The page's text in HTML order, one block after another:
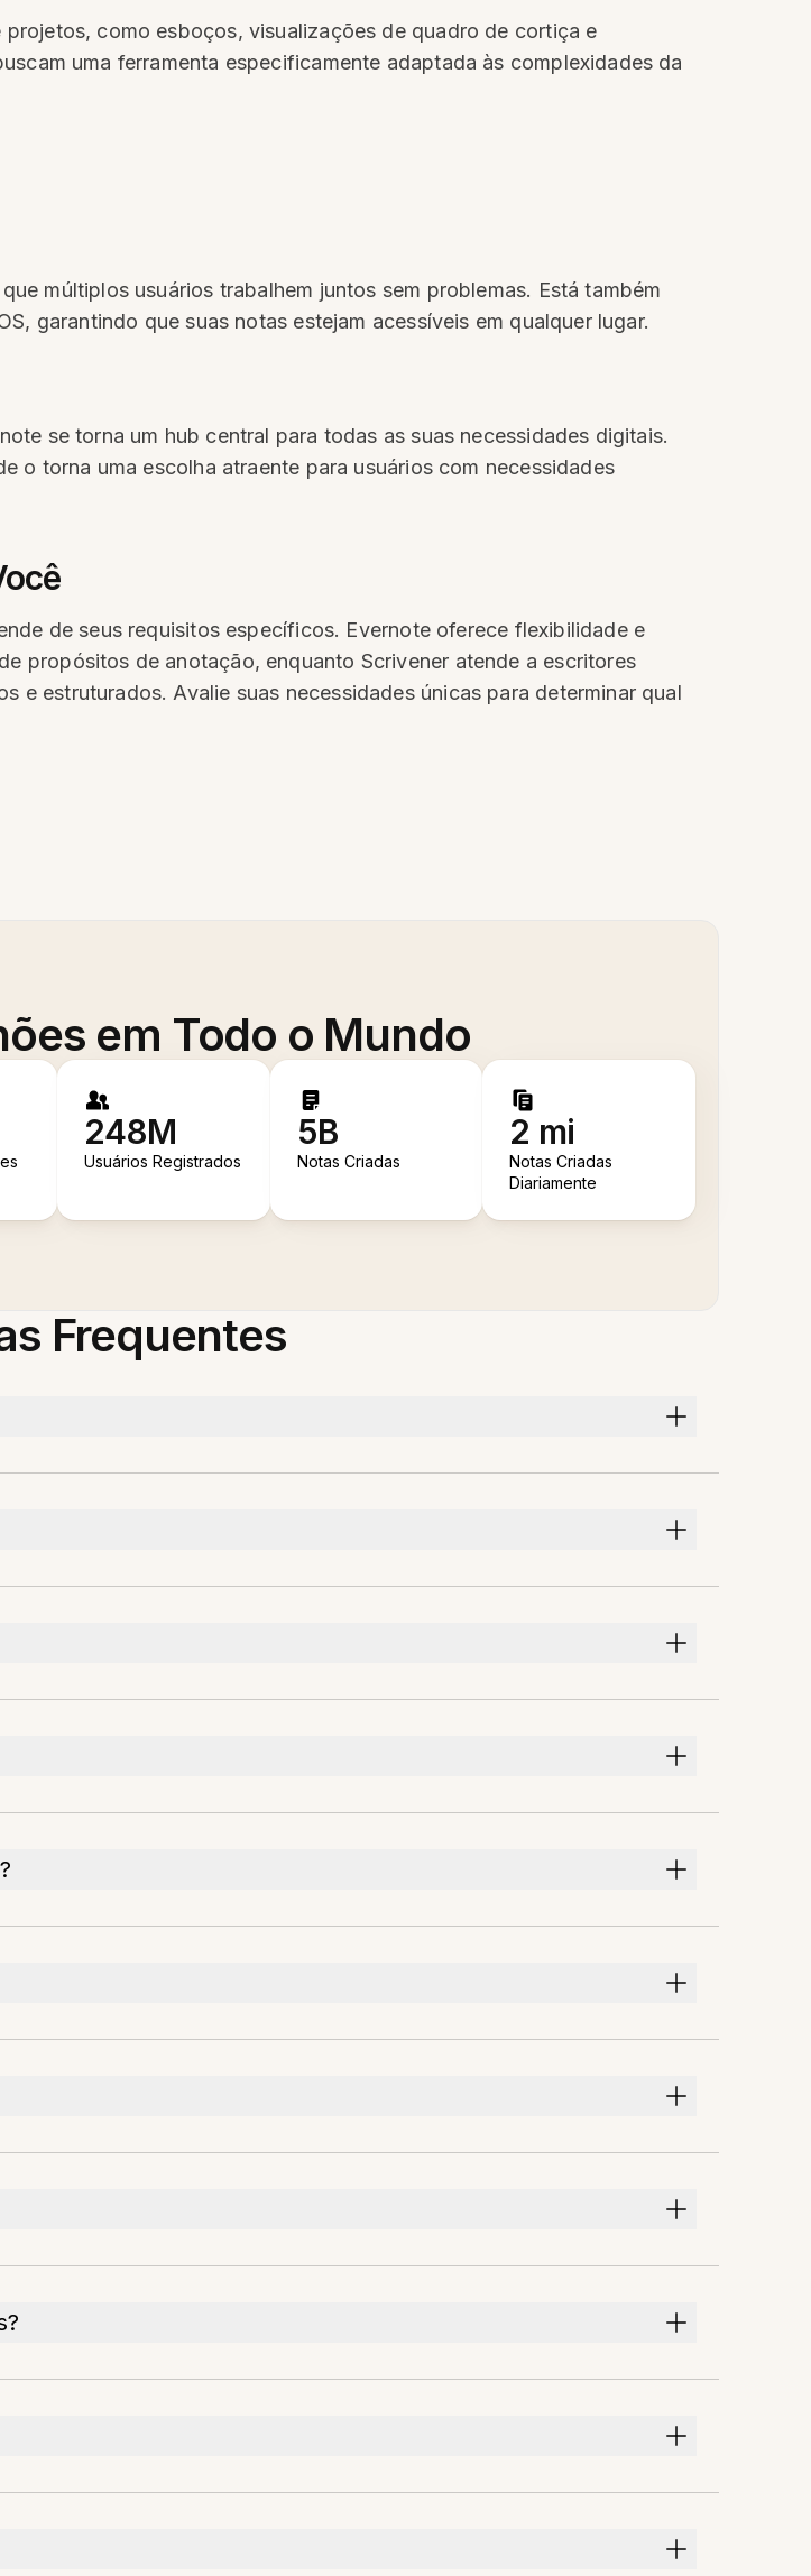
como esboços, visualizações de quadro de cortiça e
uma ferramenta especificamente adaptada às complexidades da
múltiplos usuários trabalhem juntos sem problemas. Está também
garantindo que suas notas estejam acessíveis em qualquer lugar.
se torna um hub central para todas as suas necessidades digitais.
o torna uma escolha atraente para usuários com necessidades
de seus requisitos específicos. Evernote oferece flexibilidade e
propósitos de anotação, enquanto Scrivener atende a escritores
estruturados. Avalie suas necessidades únicas para determinar qual
em Todo o Mundo
248M
Usuários Registrados
5B
Notas Criadas
2 mi
Notas Criadas
Diariamente
Frequentes